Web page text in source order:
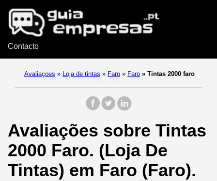
Contacto
Avaliaçoes » Loja de tintas » Faro » Faro » Tintas 2000 faro
Avaliações sobre Tintas
2000 Faro. (Loja De
Tintas) em Faro (Faro).